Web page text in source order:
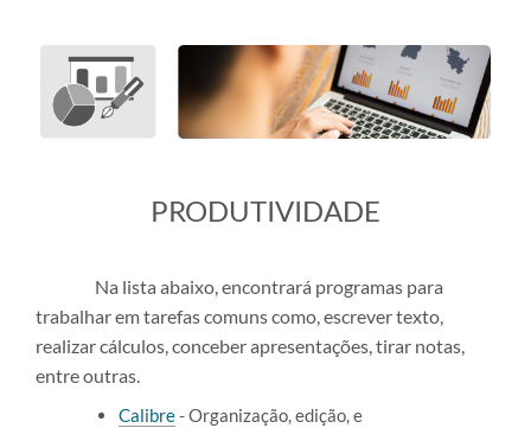
​PRODUTIVIDADE
Na lista abaixo, encontrará programas para
trabalhar em tarefas comuns como, escrever texto,
realizar cálculos, conceber apresentações, tirar notas,
entre outras.
Calibre- Organização, edição, e